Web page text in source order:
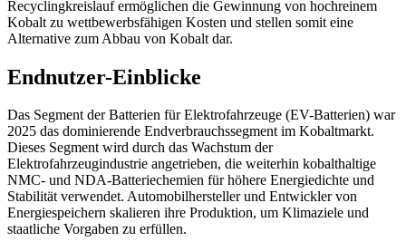
Recyclingkreislauf ermöglichen die Gewinnung von hochreinem
Kobalt zu wettbewerbsfähigen Kosten und stellen somit eine
Alternative zum Abbau von Kobalt dar.
Endnutzer-Einblicke
Das Segment der Batterien für Elektrofahrzeuge (EV-Batterien) war
2025 das dominierende Endverbrauchssegment im Kobaltmarkt.
Dieses Segment wird durch das Wachstum der
Elektrofahrzeugindustrie angetrieben, die weiterhin kobalthaltige
NMC- und NDA-Batteriechemien für höhere Energiedichte und
Stabilität verwendet. Automobilhersteller und Entwickler von
Energiespeichern skalieren ihre Produktion, um Klimaziele und
staatliche Vorgaben zu erfüllen.